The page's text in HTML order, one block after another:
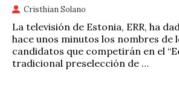
Cristhian Solano
La televisión de Estonia, ERR, ha
hace unos minutos los nombres de
candidatos que competirán en el
tradicional preselección de …